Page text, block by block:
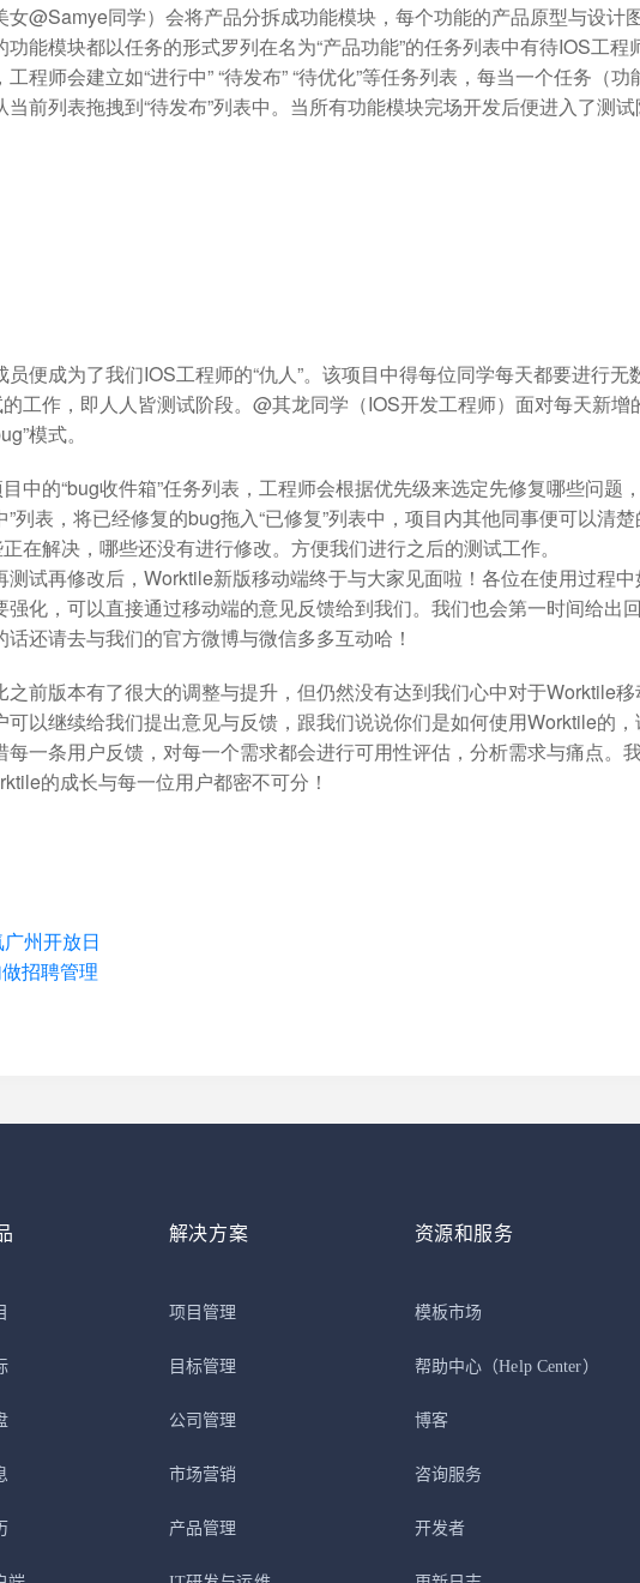
@Samye同学）会将产品分拆成功能模块，每个功能的产品原型与设计
能模块都以任务的形式罗列在名为“产品功能”的任务列表中有待IOS工程
程师会建立如“进行中” “待发布” “待优化”等任务列表，每当一个任务（功
前列表拖拽到“待发布”列表中。当所有功能模块完场开发后便进入了测试
便成为了我们IOS工程师的“仇人”。该项目中得每位同学每天都要进行无
工作，即人人皆测试阶段。@其龙同学（IOS开发工程师）面对每天新增
模式。
中的“bug收件箱”任务列表，工程师会根据优先级来选定先修复哪些问题，
列表，将已经修复的bug拖入“已修复”列表中，项目内其他同事便可以清楚
在解决，哪些还没有进行修改。方便我们进行之后的测试工作。
试再修改后，Worktile新版移动端终于与大家见面啦！各位在使用过程中
化，可以直接通过移动端的意见反馈给到我们。我们也会第一时间给出回
还请去与我们的官方微博与微信多多互动哈！
之前版本有了很大的调整与提升，但仍然没有达到我们心中对于Worktile移
以继续给我们提出意见与反馈，跟我们说说你们是如何使用Worktile的，
一条用户反馈，对每一个需求都会进行可用性评估，分析需求与痛点。
的成长与每一位用户都密不可分！
州开放日
招聘管理
解决方案
项目管理
目标管理
公司管理
市场营销
产品管理
资源和服务
模板市场
帮助中心 （Help Center）
博客
咨询服务
开发者